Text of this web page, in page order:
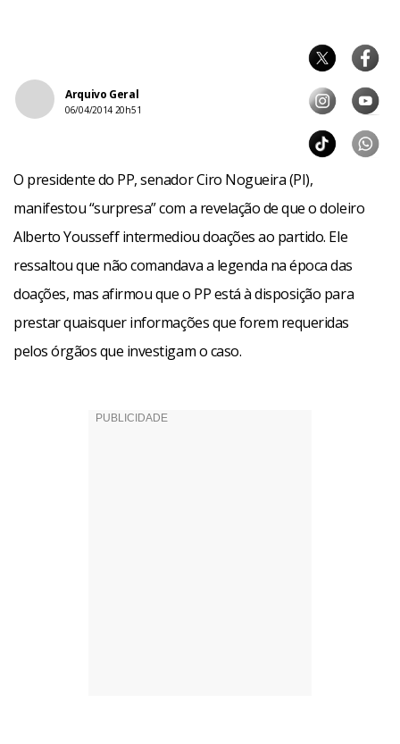
Arquivo Geral
06/04/2014 20h51
O presidente do PP, senador Ciro Nogueira (PI),
manifestou “surpresa” com a revelação de que o doleiro
Alberto Yousseff intermediou doações ao partido. Ele
ressaltou que não comandava a legenda na época das
doações, mas afirmou que o PP está à disposição para
prestar quaisquer informações que forem requeridas
pelos órgãos que investigam o caso.